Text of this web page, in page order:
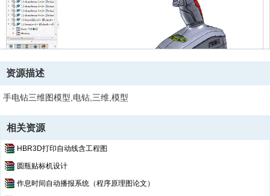
资源描述
手电钻三维图模型,电钻,三维,模型
相关资源
HBR3D打印自动线含工程图
圆瓶贴标机设计
作息时间自动播报系统（程序原理图论文）